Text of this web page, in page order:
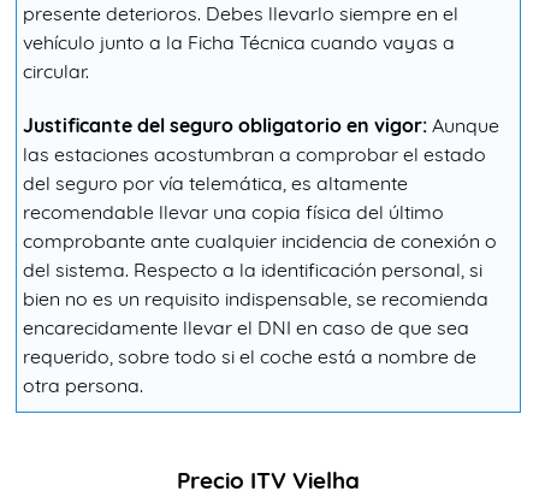
presente deterioros. Debes llevarlo siempre en el
vehículo junto a la Ficha Técnica cuando vayas a
circular.
Justificante del seguro obligatorio en vigor: Aunque
las estaciones acostumbran a comprobar el estado
del seguro por vía telemática, es altamente
recomendable llevar una copia física del último
comprobante ante cualquier incidencia de conexión o
del sistema. Respecto a la identificación personal, si
bien no es un requisito indispensable, se recomienda
encarecidamente llevar el DNI en caso de que sea
requerido, sobre todo si el coche está a nombre de
otra persona.
Precio ITV Vielha